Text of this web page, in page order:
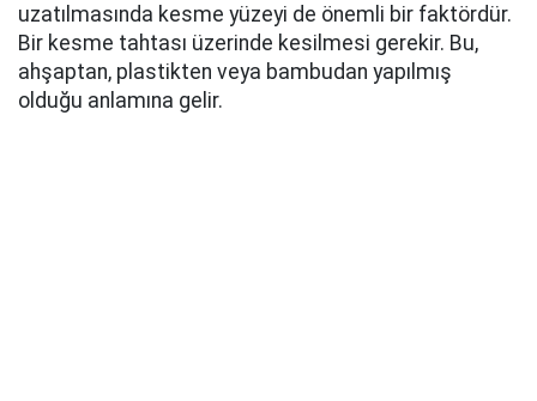
uzatılmasında kesme yüzeyi de önemli bir faktördür.
Bir kesme tahtası üzerinde kesilmesi gerekir. Bu,
ahşaptan, plastikten veya bambudan yapılmış
olduğu anlamına gelir.